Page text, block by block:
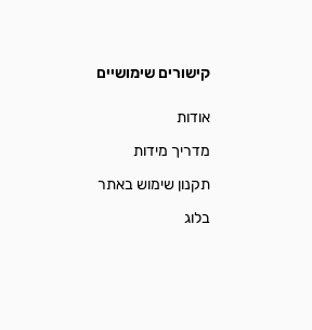
קישורים שימושיים
אודות
מדריך מידות
תקנון שימוש באתר
בלוג